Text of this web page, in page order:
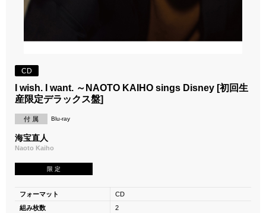
CD
I wish. I want. ～NAOTO KAIHO sings Disney [初回生
産限定デラックス盤]
付 属 Blu-ray
海宝直人
Naoto Kaiho
限 定
フォーマット
CD
組み枚数
2